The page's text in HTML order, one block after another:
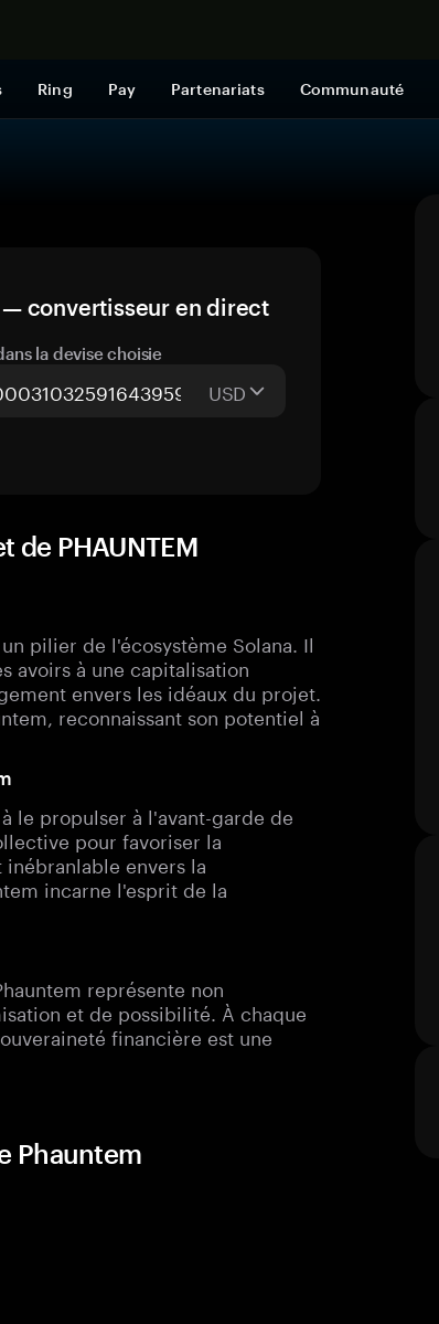
Ring Pay Partenariats Communauté
— convertisseur en direct
la devise choisie
USD
de PHAUNTEM
pilier de l'écosystème Solana. Il
avoirs à une capitalisation
envers les idéaux du projet.
reconnaissant son potentiel à
le propulser à l'avant-garde de
pour favoriser la
envers la
incarne l'esprit de la
représente non
et de possibilité. À chaque
financière est une
Phauntem